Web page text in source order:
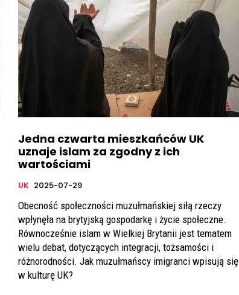
Jedna czwarta mieszkańców UK
uznaje islam za zgodny z ich
wartościami
UK 2025-07-29
Obecność społeczności muzułmańskiej siłą rzeczy
wpłynęła na brytyjską gospodarkę i życie społeczne.
Równocześnie islam w Wielkiej Brytanii jest tematem
wielu debat, dotyczących integracji, tożsamości i
różnorodności. Jak muzułmańscy imigranci wpisują się
w kulturę UK?